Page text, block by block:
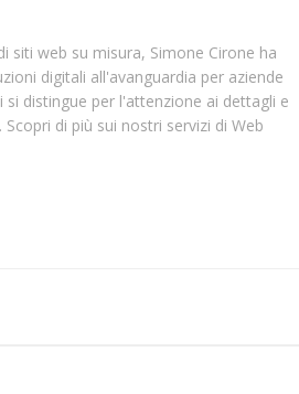
siti web su misura, Simone Cirone ha
digitali all'avanguardia per aziende
si distingue per l'attenzione ai dettagli e
di più sui nostri servizi di Web